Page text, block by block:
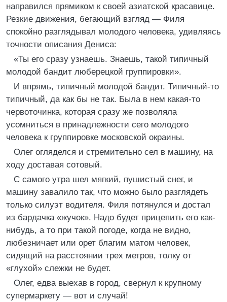
направился прямиком к своей азиатской красавице.
Резкие движения, бегающий взгляд — Филя
спокойно разглядывал молодого человека, удивляясь
точности описания Дениса:
«Ты его сразу узнаешь. Знаешь, такой типичный
молодой бандит люберецкой группировки».
И впрямь, типичный молодой бандит. Типичный-то
типичный, да как бы не так. Была в нем какая-то
червоточинка, которая сразу же позволяла
усомниться в принадлежности сего молодого
человека к группировке московской окраины.
Олег огляделся и стремительно сел в машину, на
ходу доставая сотовый.
С самого утра шел мягкий, пушистый снег, и
машину завалило так, что можно было разглядеть
только силуэт водителя. Филя потянулся и достал
из бардачка «жучок». Надо будет прицепить его как-
нибудь, а то при такой погоде, когда не видно,
любезничает или орет благим матом человек,
сидящий на расстоянии трех метров, толку от
«глухой» слежки не будет.
Олег, едва выехав в город, свернул к крупному
супермаркету — вот и случай!